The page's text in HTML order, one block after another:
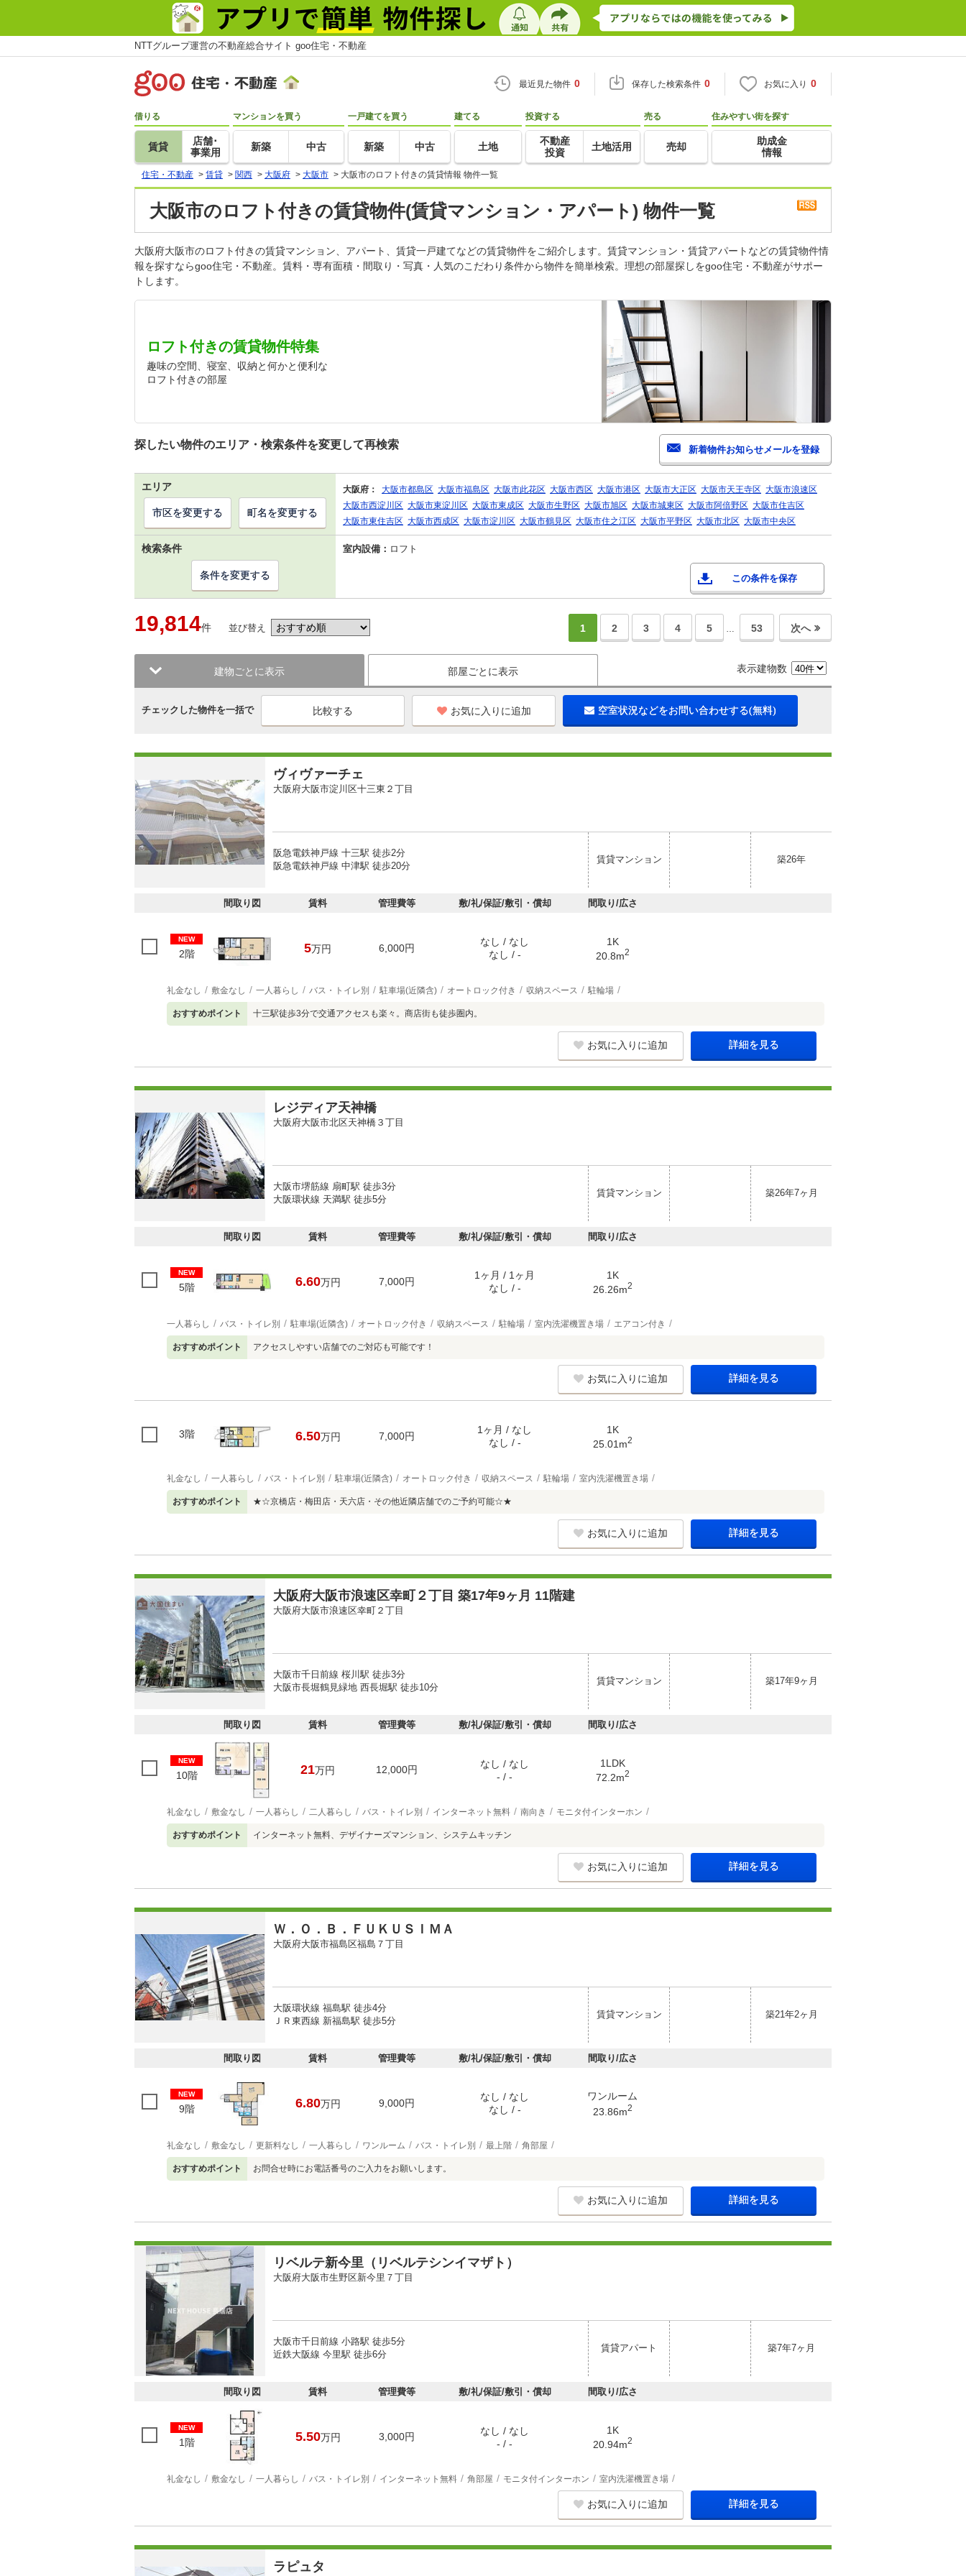
NTTグループ運営の不動産総合サイト goo住宅・不動産
最近見た物件 0 保存した検索条件 0 お気に入り 0
借りる
賃貸
店舗･
事業用
マンションを買う
新築 中古
一戸建てを買う
新築 中古
建てる
土地
投資する
不動産
投資
土地活用
売る
売却
住みやすい街を探す
助成金
情報
住宅・不動産 > 賃貸 > 関西 > 大阪府 > 大阪市 > 大阪市のロフト付きの賃貸情報 物件一覧
大阪市のロフト付きの賃貸物件(賃貸マンション・アパート) 物件一覧
大阪府大阪市のロフト付きの賃貸マンション、アパート、賃貸一戸建てなどの賃貸物件をご紹介します。賃貸マンション・賃貸アパートなどの賃貸物件情
報を探すならgoo住宅・不動産。賃料・専有面積・間取り・写真・人気のこだわり条件から物件を簡単検索。理想の部屋探しをgoo住宅・不動産がサポー
トします。
ロフト付きの賃貸物件特集
趣味の空間、寝室、収納と何かと便利な
ロフト付きの部屋
探したい物件のエリア・検索条件を変更して再検索
エリア 大阪府： 大阪市都島区 大阪市福島区 大阪市此花区 大阪市西区 大阪市港区 大阪市大正区 大阪市天王寺区 大阪市浪速区
大阪市西淀川区 大阪市東淀川区 大阪市東成区 大阪市生野区 大阪市旭区 大阪市城東区 大阪市阿倍野区 大阪市住吉区
大阪市東住吉区 大阪市西成区 大阪市淀川区 大阪市鶴見区 大阪市住之江区 大阪市平野区 大阪市北区 大阪市中央区
市区を変更する 町名を変更する
検索条件 室内設備： ロフト
この条件を保存
条件を変更する
19,814件 並び替え 1 2 3 4 5 … 53 次へ
建物ごとに表示 部屋ごとに表示 表示建物数
チェックした物件を一括で お気に入りに追加 空室状況などをお問い合わせする(無料)
ヴィヴァーチェ
大阪府大阪市淀川区十三東２丁目
阪急電鉄神戸線 十三駅 徒歩2分
阪急電鉄神戸線 中津駅 徒歩20分
賃貸マンション 築26年
間取り図 賃料 管理費等 敷/礼/保証/敷引・償却 間取り/広さ
NEW
2階 5万円 6,000円
なし / なし
なし / -
1K
20.8m2
礼金なし 敷金なし 一人暮らし バス・トイレ別 駐車場(近隣含) オートロック付き 収納スペース 駐輪場
おすすめポイント 十三駅徒歩3分で交通アクセスも楽々。商店街も徒歩圏内。
お気に入りに追加 詳細を見る
レジディア天神橋
大阪府大阪市北区天神橋３丁目
大阪市堺筋線 扇町駅 徒歩3分
大阪環状線 天満駅 徒歩5分
賃貸マンション 築26年7ヶ月
間取り図 賃料 管理費等 敷/礼/保証/敷引・償却 間取り/広さ
NEW
5階 6.60万円 7,000円
1ヶ月 / 1ヶ月
なし / -
1K
26.26m2
一人暮らし バス・トイレ別 駐車場(近隣含) オートロック付き 収納スペース 駐輪場 室内洗濯機置き場 エアコン付き
おすすめポイント アクセスしやすい店舗でのご対応も可能です！
お気に入りに追加 詳細を見る
3階 6.50万円 7,000円
1ヶ月 / なし
なし / -
1K
25.01m2
礼金なし 一人暮らし バス・トイレ別 駐車場(近隣含) オートロック付き 収納スペース 駐輪場 室内洗濯機置き場
おすすめポイント ★☆京橋店・梅田店・天六店・その他近隣店舗でのご予約可能☆★
お気に入りに追加 詳細を見る
大阪府大阪市浪速区幸町２丁目 築17年9ヶ月 11階建
大阪府大阪市浪速区幸町２丁目
大阪市千日前線 桜川駅 徒歩3分
大阪市長堀鶴見緑地 西長堀駅 徒歩10分
賃貸マンション 築17年9ヶ月
間取り図 賃料 管理費等 敷/礼/保証/敷引・償却 間取り/広さ
NEW
10階 21万円 12,000円
なし / なし
- / -
1LDK
72.2m2
礼金なし 敷金なし 一人暮らし 二人暮らし バス・トイレ別 インターネット無料 南向き モニタ付インターホン
おすすめポイント インターネット無料、デザイナーズマンション、システムキッチン
お気に入りに追加 詳細を見る
Ｗ．Ｏ．Ｂ．ＦＵＫＵＳＩＭＡ
大阪府大阪市福島区福島７丁目
大阪環状線 福島駅 徒歩4分
ＪＲ東西線 新福島駅 徒歩5分
賃貸マンション 築21年2ヶ月
間取り図 賃料 管理費等 敷/礼/保証/敷引・償却 間取り/広さ
NEW
9階 6.80万円 9,000円
なし / なし
なし / -
ワンルーム
23.86m2
礼金なし 敷金なし 更新料なし 一人暮らし ワンルーム バス・トイレ別 最上階 角部屋
おすすめポイント お問合せ時にお電話番号のご入力をお願いします。
お気に入りに追加 詳細を見る
リベルテ新今里（リベルテシンイマザト）
大阪府大阪市生野区新今里７丁目
大阪市千日前線 小路駅 徒歩5分
近鉄大阪線 今里駅 徒歩6分
賃貸アパート 築7年7ヶ月
間取り図 賃料 管理費等 敷/礼/保証/敷引・償却 間取り/広さ
NEW
1階 5.50万円 3,000円
なし / なし
- / -
1K
20.94m2
礼金なし 敷金なし 一人暮らし バス・トイレ別 インターネット無料 角部屋 モニタ付インターホン 室内洗濯機置き場
お気に入りに追加 詳細を見る
ラピュタ